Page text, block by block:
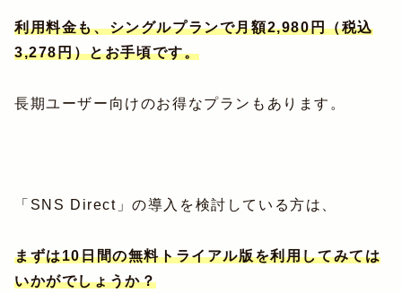
利用料金も、シングルプランで月額2,980円（税込
3,278円）とお手頃です。
長期ユーザー向けのお得なプランもあります。
「SNS Direct」の導入を検討している方は、
まずは10日間の無料トライアル版を利用してみては
いかがでしょうか？